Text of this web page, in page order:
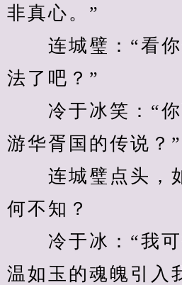
非真心。”
连城璧：“看你
法了吧？”
冷于冰笑：“你
游华胥国的传说？”
连城璧点头，
何不知？
冷于冰：“我可
温如玉的魂魄引入